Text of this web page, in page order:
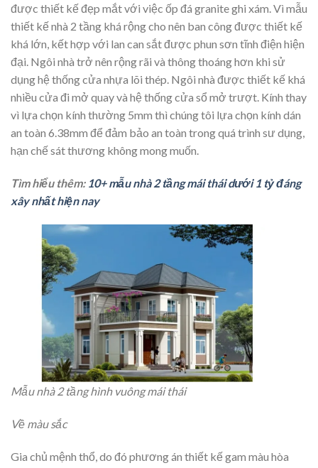
được thiết kế đẹp mắt với việc ốp đá granite ghi xám. Vì mẫu
thiết kế nhà 2 tầng khá rộng cho nên ban công được thiết kế
khá lớn, kết hợp với lan can sắt được phun sơn tĩnh điện hiện
đại. Ngôi nhà trở nên rộng rãi và thông thoáng hơn khi sử
dụng hệ thống cửa nhựa lõi thép. Ngôi nhà được thiết kế khá
nhiều cửa đi mở quay và hệ thống cửa sổ mở trượt. Kính thay
vì lựa chọn kính thường 5mm thì chúng tôi lựa chọn kính dán
an toàn 6.38mm để đảm bảo an toàn trong quá trình sư dụng,
hạn chế sát thương không mong muốn.
Tìm hiểu thêm: 10+ mẫu nhà 2 tầng mái thái dưới 1 tỷ đáng
xây nhất hiện nay
Mẫu nhà 2 tầng hình vuông mái thái
Về màu sắc
Gia chủ mệnh thổ, do đó phương án thiết kế gam màu hòa